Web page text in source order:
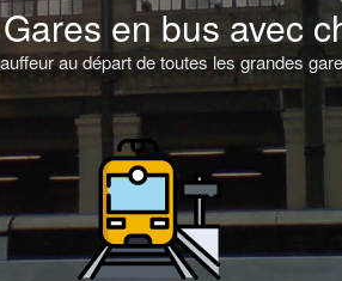
en bus avec
au départ de toutes les grandes